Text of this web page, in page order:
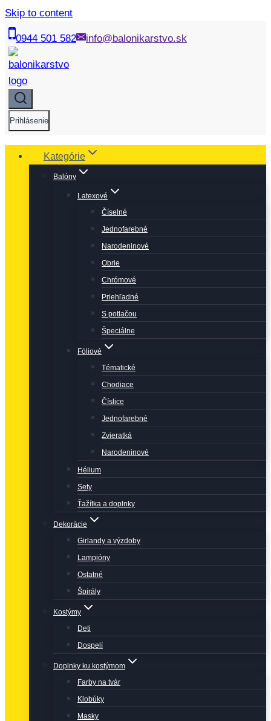
Skip to content
0944 501 582 info@balonikarstvo.sk
Prihlásenie
Kategórie
Balóny
Latexové
Číselné
Jednofarebné
Narodeninové
Obrie
Chrómové
Priehľadné
S potlačou
Špeciálne
Fóliové
Tématické
Chodiace
Číslice
Jednofarebné
Zvieratká
Narodeninové
Hélium
Sety
Ťažítka a doplnky
Dekorácie
Girlandy a výzdoby
Lampióny
Ostatné
Špirály
Kostýmy
Deti
Dospelí
Doplnky ku kostýmom
Farby na tvár
Klobúky
Masky